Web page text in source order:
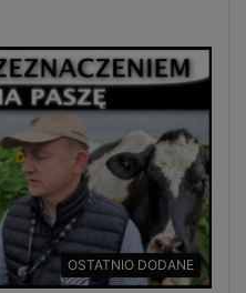
OSTATNIO DODANE